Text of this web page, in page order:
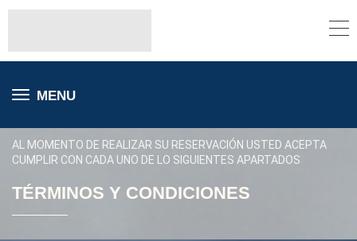
MENU
AL MOMENTO DE REALIZAR SU RESERVACIÓN USTED ACEPTA
CUMPLIR CON CADA UNO DE LO SIGUIENTES APARTADOS
TÉRMINOS Y CONDICIONES